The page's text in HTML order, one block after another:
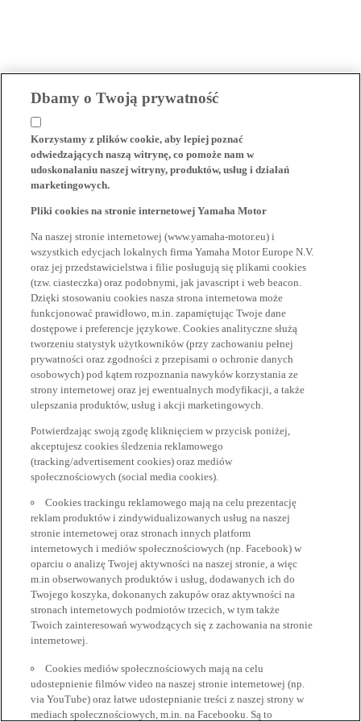
Dbamy o Twoją prywatność
Korzystamy z plików cookie, aby lepiej poznać
odwiedzających naszą witrynę, co pomoże nam w
udoskonalaniu naszej witryny, produktów, usług i działań
marketingowych.
Pliki cookies na stronie internetowej Yamaha Motor
Na naszej stronie internetowej (www.yamaha-motor.eu) i
wszystkich edycjach lokalnych firma Yamaha Motor Europe N.V.
oraz jej przedstawicielstwa i filie posługują się plikami cookies
(tzw. ciasteczka) oraz podobnymi, jak javascript i web beacon.
Dzięki stosowaniu cookies nasza strona internetowa może
funkcjonować prawidłowo, m.in. zapamiętując Twoje dane
dostępowe i preferencje językowe. Cookies analityczne służą
tworzeniu statystyk użytkowników (przy zachowaniu pełnej
prywatności oraz zgodności z przepisami o ochronie danych
osobowych) pod kątem rozpoznania nawyków korzystania ze
strony internetowej oraz jej ewentualnych modyfikacji, a także
ulepszania produktów, usług i akcji marketingowych.
Potwierdzając swoją zgodę kliknięciem w przycisk poniżej,
akceptujesz cookies śledzenia reklamowego
(tracking/advertisement cookies) oraz mediów
społecznościowych (social media cookies).
Cookies trackingu reklamowego mają na celu prezentację
reklam produktów i zindywidualizowanych usług na naszej
stronie internetowej oraz stronach innych platform
internetowych i mediów społecznościowych (np. Facebook) w
oparciu o analizę Twojej aktywności na naszej stronie, a więc
m.in obserwowanych produktów i usług, dodawanych ich do
Twojego koszyka, dokonanych zakupów oraz aktywności na
stronach internetowych podmiotów trzecich, w tym także
Twoich zainteresowań wywodzących się z zachowania na stronie
internetowej.
Cookies mediów społecznościowych mają na celu
udostepnienie filmów video na naszej stronie internetowej (np.
via YouTube) oraz łatwe udostepnianie treści z naszej strony w
mediach społecznościowych, m.in. na Facebooku. Są to